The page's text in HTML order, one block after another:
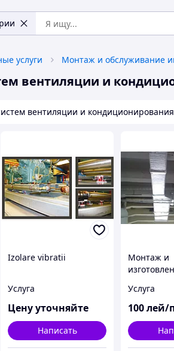
услуги
вентиляции и
вентиляции и кондиционирования
Izolare vibratii
Услуга
Цену уточняйте
Написать
Монтаж и
систем
Услуга
100лей/